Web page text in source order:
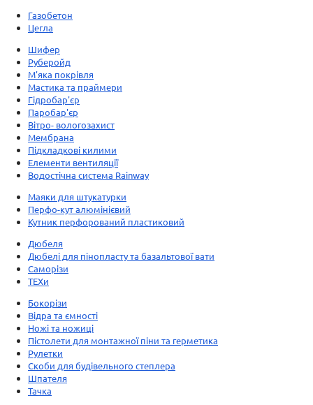
Газобетон
Цегла
Шифер
Руберойд
М'яка покрівля
Мастика та праймери
Гідробар'єр
Паробар'єр
Вітро- вологозахист
Мембрана
Підкладкові килими
Елементи вентиляції
Водостічна система Rainway
Маяки для штукатурки
Перфо-кут алюмінієвий
Кутник перфорований пластиковий
Дюбеля
Дюбелі для пінопласту та базальтової вати
Саморізи
ТЕХи
Бокорізи
Відра та ємності
Ножі та ножиці
Пістолети для монтажної піни та герметика
Рулетки
Скоби для будівельного степлера
Шпателя
Тачка